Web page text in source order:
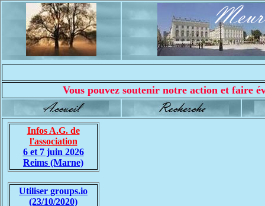
Vous pouvez soutenir notre action et faire
Infos A.G. de
l'association
6 et 7 juin 2026
Reims (Marne)
Utiliser groups.io
(23/10/2020)